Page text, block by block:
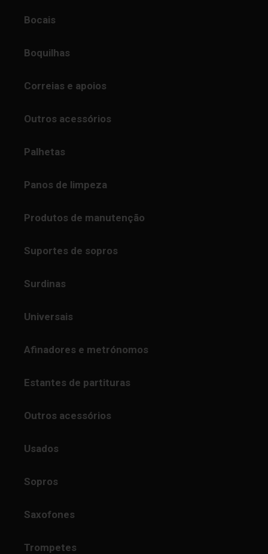
Bocais
Boquilhas
Correias e apoios
Outros acessórios
Palhetas
Panos de limpeza
Produtos de manutenção
Suportes de sopros
Surdinas
Universais
Afinadores e metrónomos
Estantes de partituras
Outros acessórios
Usados
Sopros
Saxofones
Trompetes